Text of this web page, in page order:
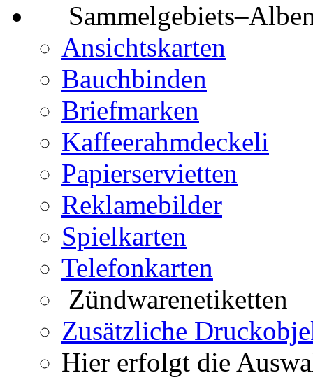
Ansichtskarten
Bauchbinden
Briefmarken
Kaffeerahmdeckeli
Papierservietten
Reklamebilder
Spielkarten
Telefonkarten
Zündwarenetiketten
Zusätzliche
Hier erfolgt die